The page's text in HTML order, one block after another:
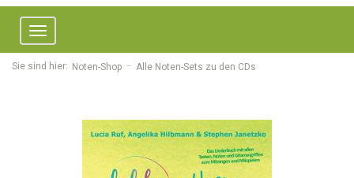
Toggle
navigation
Sie sind hier: Noten-Shop Alle Noten-Sets zu den CDs